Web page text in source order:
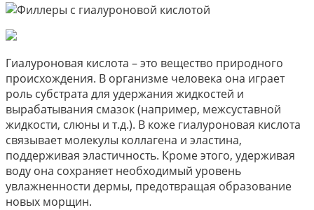
Гиалуроновая кислота – это вещество природного
происхождения. В организме человека она играет
роль субстрата для удержания жидкостей и
вырабатывания смазок (например, межсуставной
жидкости, слюны и т.д.). В коже гиалуроновая кислота
связывает молекулы коллагена и эластина,
поддерживая эластичность. Кроме этого, удерживая
воду она сохраняет необходимый уровень
увлажненности дермы, предотвращая образование
новых морщин.